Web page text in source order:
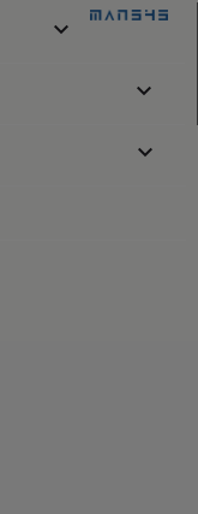


